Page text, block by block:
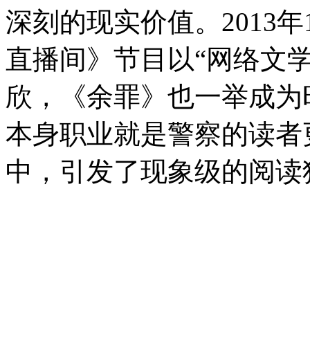
深刻的现实价值。2013
直播间》节目以“网络文
欣，《余罪》也一举成
本身职业就是警察的读
中，引发了现象级的阅读